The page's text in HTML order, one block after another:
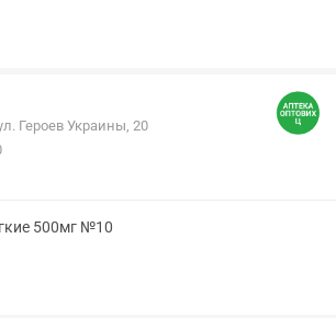
Героев Украины, 20
500мг №10